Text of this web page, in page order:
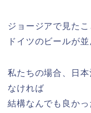
ジョージアで見たこ
ドイツのビールが
私たちの場合、日
なければ
結構なんでも良か